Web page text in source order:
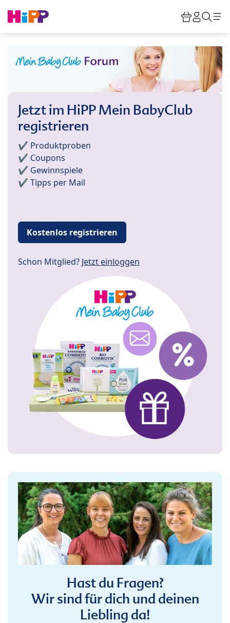
HiPP
Jetzt im HiPP Mein BabyClub
registrieren
✔️ Produktproben
✔️ Coupons
✔️ Gewinnspiele
✔️ Tipps per Mail
Kostenlos registrieren
Schon Mitglied? Jetzt einloggen
Hast du Fragen?
Wir sind für dich und deinen
Liebling da!